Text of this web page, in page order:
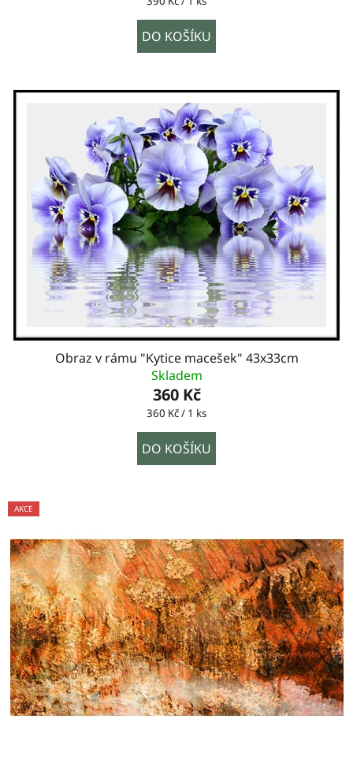
DO KOŠÍKU
Obraz v rámu "Kytice macešek" 43x33cm
Skladem
360 Kč
Měrná
360 Kč / 1 ks
DO KOŠÍKU
AKCE